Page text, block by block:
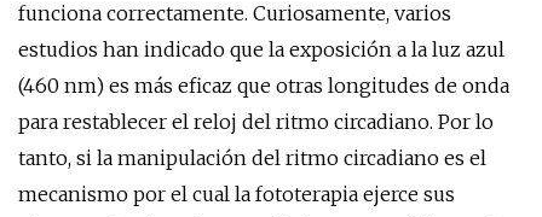
funciona correctamente. Curiosamente, varios
estudios han indicado que la exposición a la luz azul
(460 nm) es más eficaz que otras longitudes de onda
para restablecer el reloj del ritmo circadiano. Por lo
tanto, si la manipulación del ritmo circadiano es el
mecanismo por el cual la fototerapia ejerce sus